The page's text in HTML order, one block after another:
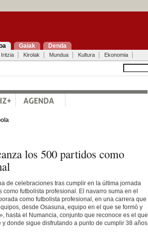
Gaiak Denda
Iritzia Kirolak Mundua Kultura Ekonomia
los 500 partidos como
de celebraciones tras cumplir en la última jornada
futbolista profesional. El navarro suma en el
como futbolista profesional, en una carrera que
desde Osasuna, equipo en el que se formó y
hasta el Numancia, conjunto que reconoce es el que
donde sigue disfrutando a punto de cumplir 38 años